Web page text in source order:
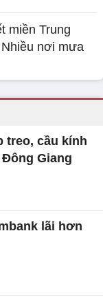
miền Trung
nơi mưa
treo, cầu kính
Giang
lãi hơn